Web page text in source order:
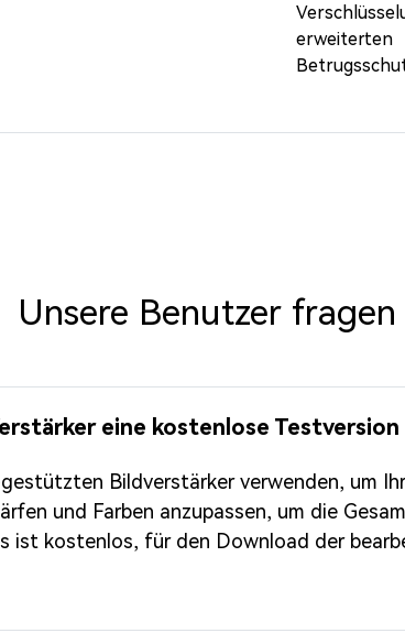
erweiterten
Unsere Benutzer
eine kostenlose Testversion
Bildverstärker verwenden, um
und Farben anzupassen, um die
ist kostenlos, für den Download der